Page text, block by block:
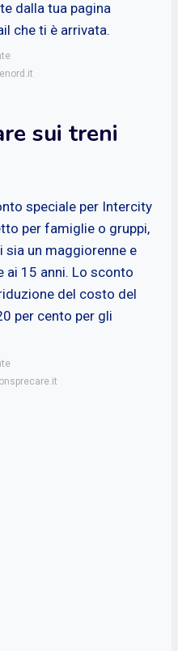
dalla tua pagina
che ti è arrivata.
sui treni
speciale per Intercity
per famiglie o gruppi,
sia un maggiorenne e
ai 15 anni. Lo sconto
del costo del
per cento per gli